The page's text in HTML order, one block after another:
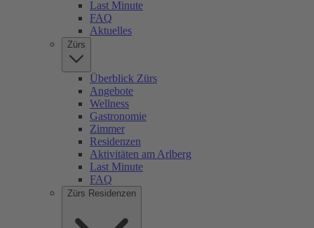
Last Minute
FAQ
Aktuelles
Zürs
Überblick Zürs
Angebote
Wellness
Gastronomie
Zimmer
Residenzen
Aktivitäten am Arlberg
Last Minute
FAQ
Zürs Residenzen